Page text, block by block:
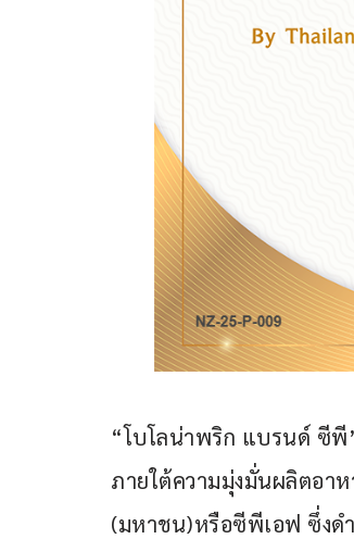
“โบโลน่าพริก แบรนด์ ซี
ภายใต้ความมุ่งมั่นผลิตอา
(มหาชน)หรือซีพีเอฟ ซึ่งด